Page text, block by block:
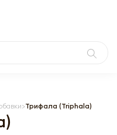
Трифала (Triphala)